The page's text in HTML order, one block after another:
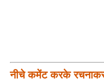
नीचे कमेंट करके रचनाकर